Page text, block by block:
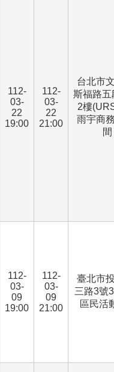
112-
03-
22
19:00
112-
03-
22
21:00
台北市
斯福路
2樓
雨宇商
間
112-
03-
09
19:00
112-
03-
09
21:00
臺北市
三路3號
區民活